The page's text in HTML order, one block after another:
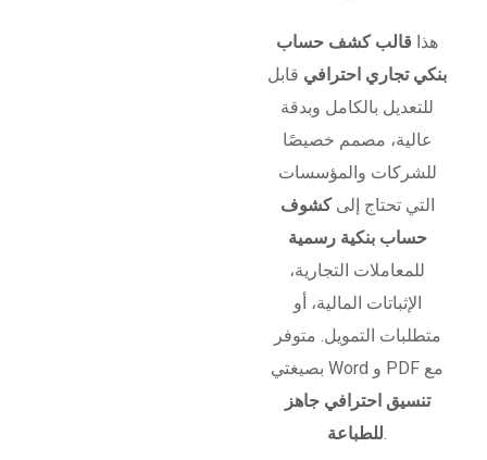
هذا قالب كشف حساب
بنكي تجاري احترافي قابل
للتعديل بالكامل وبدقة
عالية، مصمم خصيصًا
للشركات والمؤسسات
التي تحتاج إلىكشوف
حساب بنكية رسمية
للمعاملات التجارية،
الإثباتات المالية، أو
متطلبات التمويل. متوفر
بصيغتي Word و PDF مع
تنسيق احترافي جاهز
للطباعة.